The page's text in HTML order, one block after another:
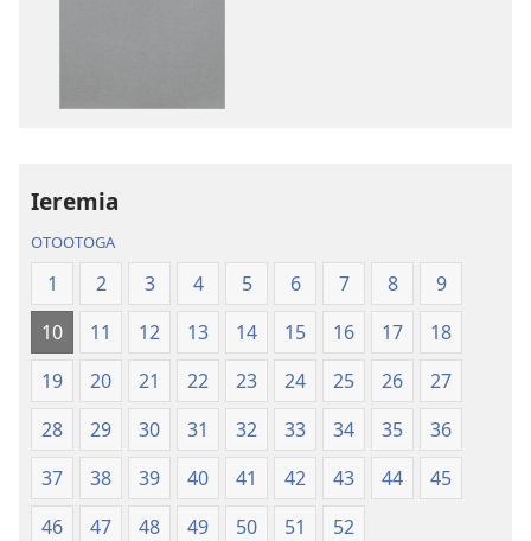
le
Faaliliuga
a
le
Lalolagi
Fou
(Toe
teuteuina
Faaliliuga
le
Lalolagi
Fou
(Toe
teuteuina
Ieremia
OTOOTOGA
1 2 3 4 5 6 7 8
9
10
11 12 13 14 15 16 17
18
19
20 21 22 23 24 25 26
27
28
29 30 31 32 33 34 35
36
37
38 39 40 41 42 43 44
45
46
47 48 49 50 51 52